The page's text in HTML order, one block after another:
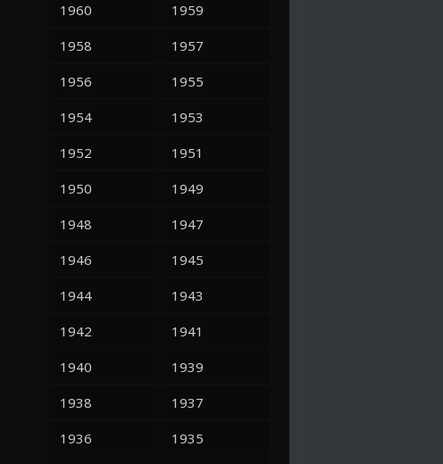
1960
1959
1958
1957
1956
1955
1954
1953
1952
1951
1950
1949
1948
1947
1946
1945
1944
1943
1942
1941
1940
1939
1938
1937
1936
1935